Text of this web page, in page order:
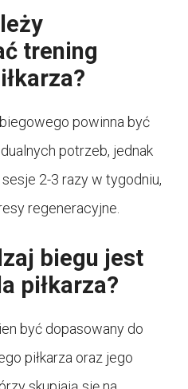
trening
powinna być
potrzeb, jednak
2-3 razy w tygodniu,
regeneracyjne.
biegu jest
piłkarza?
być dopasowany do
piłkarza oraz jego